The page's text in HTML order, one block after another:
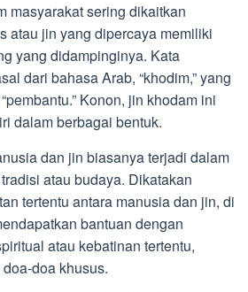
masyarakat sering dikaitkan
atau jin yang dipercaya memiliki
yang didampinginya. Kata
dari bahasa Arab, “khodim,” yang
Konon, jin khodam ini
dalam berbagai bentuk.
dan jin biasanya terjadi dalam
atau budaya. Dikatakan
tertentu antara manusia dan jin, di
bantuan dengan
atau kebatinan tertentu,
doa khusus.